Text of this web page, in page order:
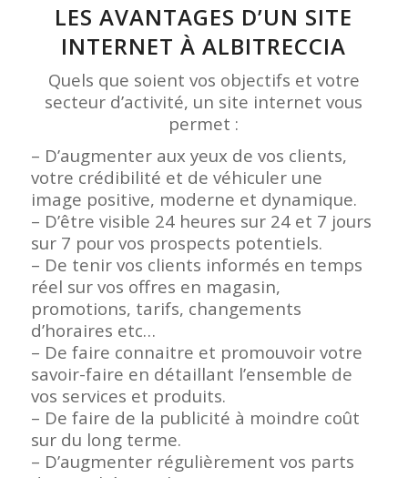
LES AVANTAGES D’UN SITE
INTERNET À ALBITRECCIA
Quels que soient vos objectifs et votre
secteur d’activité, un site internet vous
permet :
– D’augmenter aux yeux de vos clients,
votre crédibilité et de véhiculer une
image positive, moderne et dynamique.
– D’être visible 24 heures sur 24 et 7 jours
sur 7 pour vos prospects potentiels.
– De tenir vos clients informés en temps
réel sur vos offres en magasin,
promotions, tarifs, changements
d’horaires etc…
– De faire connaitre et promouvoir votre
savoir-faire en détaillant l’ensemble de
vos services et produits.
– De faire de la publicité à moindre coût
sur du long terme.
– D’augmenter régulièrement vos parts